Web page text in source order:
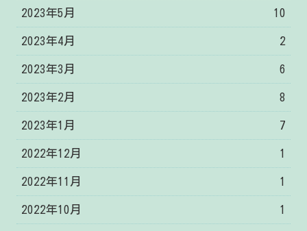
2023年5月 10
2023年4月 2
2023年3月 6
2023年2月 8
2023年1月 7
2022年12月 1
2022年11月 1
2022年10月 1